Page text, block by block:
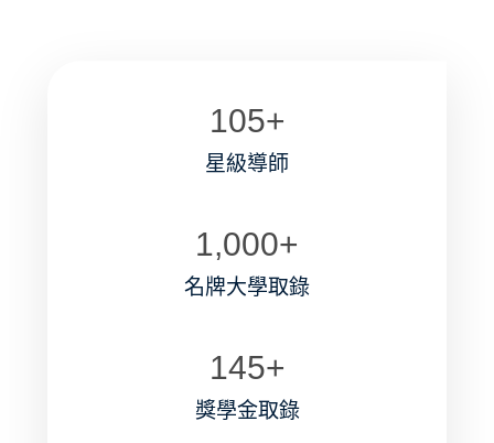
星級導師
105+
名牌大學取錄
1,000+
獎學金取錄
145+